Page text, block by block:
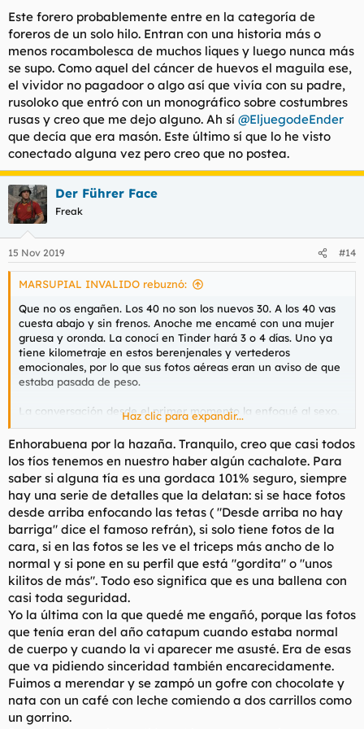
:
Este forero probablemente entre en la categoría de
foreros de un solo hilo. Entran con una historia más o
menos rocambolesca de muchos liques y luego nunca más
se supo. Como aquel del cáncer de huevos el maguila ese,
el vividor no pagadoor o algo así que vivía con su padre,
rusoloko que entró con un monográfico sobre costumbres
rusas y creo que me dejo alguno. Ah sí @EljuegodeEnder
que decía que era masón. Este último sí que lo he visto
conectado alguna vez pero creo que no postea.
Der Führer Face
Freak
15 Nov 2019 #14
MARSUPIAL INVALIDO rebuznó:
Que no os engañen. Los 40 no son los nuevos 30. A los 40 vas
cuesta abajo y sin frenos. Anoche me encamé con una mujer
gruesa y oronda. La conocí en Tinder hará 3 o 4 días. Uno ya
tiene kilometraje en estos berenjenales y vertederos
emocionales, por lo que sus fotos aéreas eran un aviso de que
estaba pasada de peso.
La conversación desde el primer momento la enfoqué al sexo.
Era gracioso como lo esquivaba y me soltaba el discurso que
estaba cansada de follar con tios de Tinder. Creo que estos
manatís tienen más fácil follar que una tia normal o guapa y es
que son mujeres que solo las queremos para follar. A poder ser
en la primera cita y fuera. Antes de que se me echen encima
las feminazis, decir que almenos follan y son deseadas durante
20 minutos. Porque, ahora, imagina a un gordo de 140kg decir
la frase "Estoy cansado de follarme a tias de Tinder". El chiste
se cuenta solo.
Quedamos y bueno. La vi desde lejos y recé a Dios, sin ser
religioso, que no fuera esa chica. Os juro que era más ancha
que alta. Cogí la taza de café y las manos me temblaban más
que la gelatina. Cuando levantó la mano y me sonrío supe que
era ella. No lo creeréis pero tenía más grasa en los dedos que
una sartén de un bar de barrio. Se sentó, pidió un café con
leche y empezó a contarme su vida; madre soltera y luchadora,
el típico discurso que aburre más que el el Barça tocando balón
en campo contrario. Todo lo que dije de mi, era mentira. No se,
supongo que no tenía ganas de conocerla, sabía que sería una
mujer de paso y le conté mentiras a más no poder. Que era
Haz clic para expandir...
Enhorabuena por la hazaña. Tranquilo, creo que casi todos
los tíos tenemos en nuestro haber algún cachalote. Para
saber si alguna tía es una gordaca 101% seguro, siempre
hay una serie de detalles que la delatan: si se hace fotos
desde arriba enfocando las tetas ( "Desde arriba no hay
barriga" dice el famoso refrán), si solo tiene fotos de la
cara, si en las fotos se les ve el triceps más ancho de lo
normal y si pone en su perfil que está "gordita" o "unos
kilitos de más". Todo eso significa que es una ballena con
casi toda seguridad.
Yo la última con la que quedé me engañó, porque las fotos
que tenía eran del año catapum cuando estaba normal
de cuerpo y cuando la vi aparecer me asusté. Era de esas
que va pidiendo sinceridad también encarecidamente.
Fuimos a merendar y se zampó un gofre con chocolate y
nata con un café con leche comiendo a dos carrillos como
un gorrino.